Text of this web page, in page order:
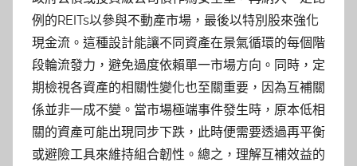
例的REITs以參與不動產市場，最後以特別股來強化
現金流。這種設計能讓不同資產在景氣循環的每個階
段輪流發力，避免過度依賴單一市場方向。同時，定
期檢視各資產的相關性變化也至關重要，因為互補關
係並非一成不變。當市場極端事件發生時，原本低相
關的資產可能出現同步下跌，此時便需要透過再平衡
或避險工具來維持組合韌性。總之，理解互補效益的